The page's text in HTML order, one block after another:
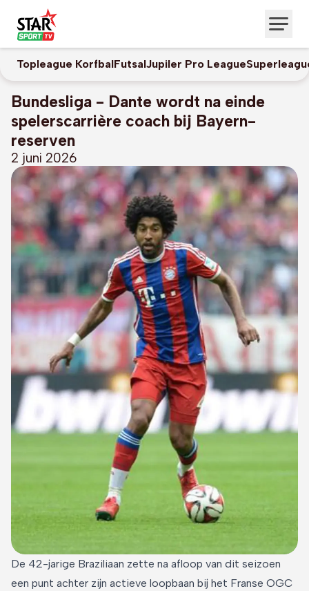
Topleague KorfbalFutsalJupiler Pro League
Bundesliga - Dante wordt na einde
spelerscarrière coach bij Bayern-
reserven
2 juni 2026
De 42-jarige Braziliaan zette na afloop van dit seizoen
een punt achter zijn actieve loopbaan bij het Franse OGC